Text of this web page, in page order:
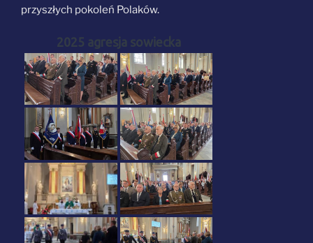
przyszłych pokoleń Polaków.
2025 agresja sowiecka